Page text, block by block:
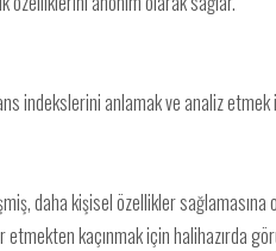
indekslerini anlamak ve analiz etmek
daha kişisel özellikler sağlamasına
etmekten kaçınmak için halihazırda